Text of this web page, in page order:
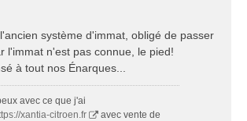
système d'immat, obligé de passer
l'immat n'est pas connue, le pied!
à tout nos Énarques...
avec ce que j'ai
xantia-citroen.fr
avec vente de